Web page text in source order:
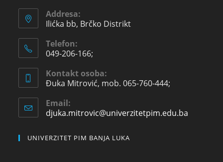
Addresa:
Ilićka bb, Brčko Distrikt
Telefon:
049-206-166;
Kontakt osoba:
Đuka Mitrović, mob. 065-760-444;
Email:
djuka.mitrovic@univerzitetpim.edu.ba
UNIVERZITET PIM BANJA LUKA